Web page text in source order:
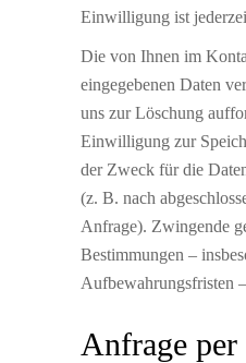
Einwilligung ist
Die von Ihnen im
eingegebenen Daten
uns zur Löschung
Einwilligung zur
der Zweck für die
(z. B. nach
Anfrage). Zwingende
Bestimmungen –
Aufbewahrungsfristen
Anfrage